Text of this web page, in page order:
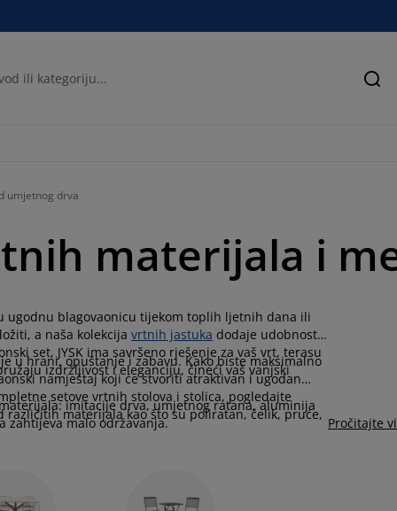
umjetnog drva
materijala i
ugodnu blagovaonicu tijekom toplih ljetnih dana ili
a naša kolekcija vrtnih jastuka dodaje udobnost i
set, JYSK ima savršeno rješenje za vaš vrt, terasu
izdržljivost i eleganciju, čineći vaš vanjski
u hrani, opuštanje i zabavu. Kako biste maksimalno
namještaj koji će stvoriti atraktivan i ugodan
setove vrtnih stolova i stolica, pogledajte
materijala kao što su poliratan, čelik, pruće,
imitacije drva, umjetnog ratana, aluminija
zahtijeva malo održavanja.
Pročitajte